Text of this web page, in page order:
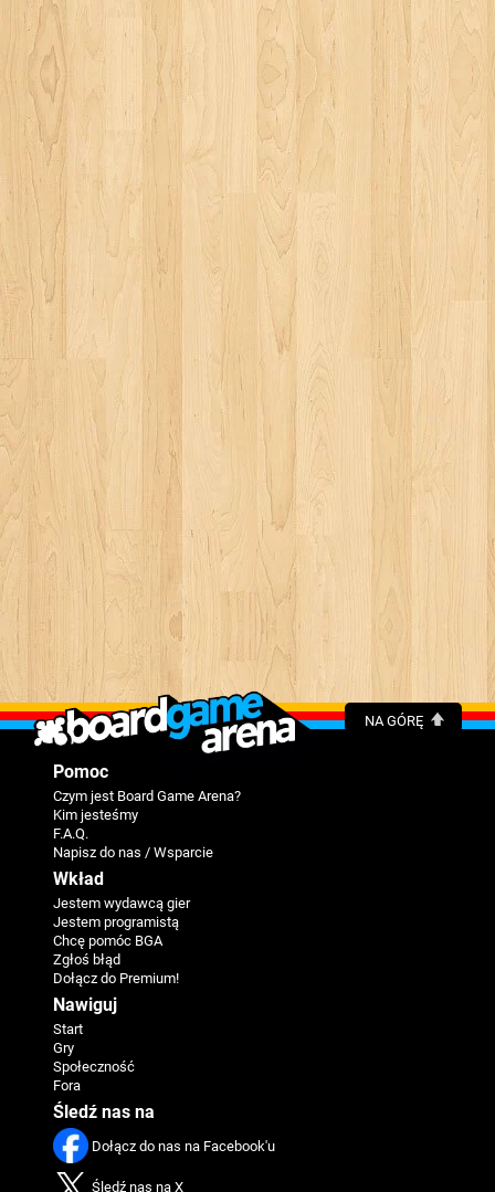
NA GÓRĘ
Pomoc
Czym jest Board Game Arena?
Kim jesteśmy
F.A.Q.
Napisz do nas / Wsparcie
Wkład
Jestem wydawcą gier
Jestem programistą
Chcę pomóc BGA
Zgłoś błąd
Dołącz do Premium!
Nawiguj
Start
Gry
Społeczność
Fora
Śledź nas na
Dołącz do nas na Facebook'u
Śledź nas na X